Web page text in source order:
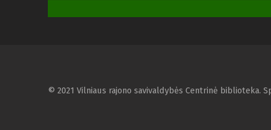
© 2021 Vilniaus rajono savivaldybės Centrinė biblioteka.